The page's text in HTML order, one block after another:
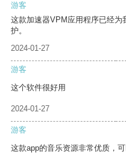
游客
这款加速器VPM应用程序已经
护。
2024-01-27
游客
这个软件很好用
2024-01-27
游客
这款app的音乐资源非常优质，